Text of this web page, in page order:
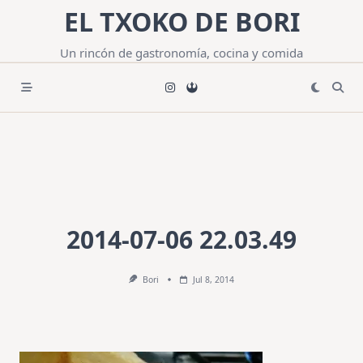
contenido
EL TXOKO DE BORI
Un rincón de gastronomía, cocina y comida
2014-07-06 22.03.49
Bori Jul 8, 2014